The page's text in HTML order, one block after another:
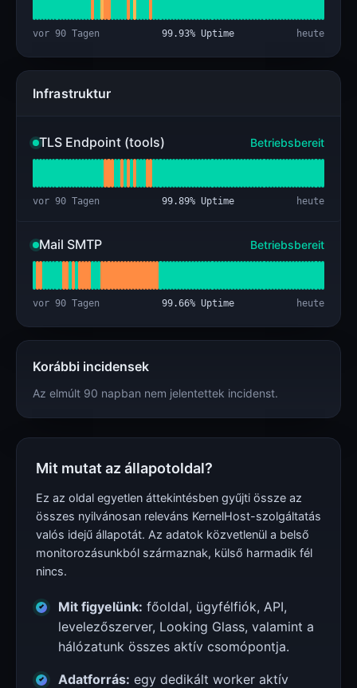
vor 90 Tagen 99.93% Uptime heute
Infrastruktur
TLS Endpoint (tools) Betriebsbereit
vor 90 Tagen 99.89% Uptime heute
Mail SMTP Betriebsbereit
vor 90 Tagen 99.66% Uptime heute
Korábbi incidensek
Az elmúlt 90 napban nem jelentettek incidenst.
Mit mutat az állapotoldal?
Ez az oldal egyetlen áttekintésben gyűjti össze az
összes nyilvánosan releváns KernelHost-szolgáltatás
valós idejű állapotát. Az adatok közvetlenül a belső
monitorozásunkból származnak, külső harmadik fél
nincs.
Mit figyelünk: főoldal, ügyfélfiók, API,
levelezőszerver, Looking Glass, valamint a
hálózatunk összes aktív csomópontja.
Adatforrás: egy dedikált worker aktív